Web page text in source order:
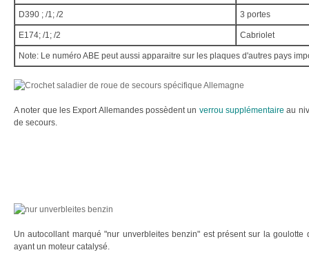
D390 ; /1; /2 3 portes
E174; /1; /2 Cabriolet
Note: Le numéro ABE peut aussi apparaitre sur les plaques d'autres pays
A noter que les Export Allemandes possèdent un verrou supplémentaire au
de secours.
Un autocollant marqué "nur unverbleites benzin" est présent sur la goulotte
ayant un moteur catalysé.